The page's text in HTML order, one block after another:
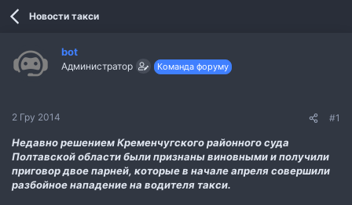
е
м
а
н
Новости такси
bot
Администратор Команда форуму
2 Гру 2014 #1
Недавно решением Кременчугского районного суда
Полтавской области были признаны виновными и получили
приговор двое парней, которые в начале апреля совершили
разбойное нападение на водителя такси.